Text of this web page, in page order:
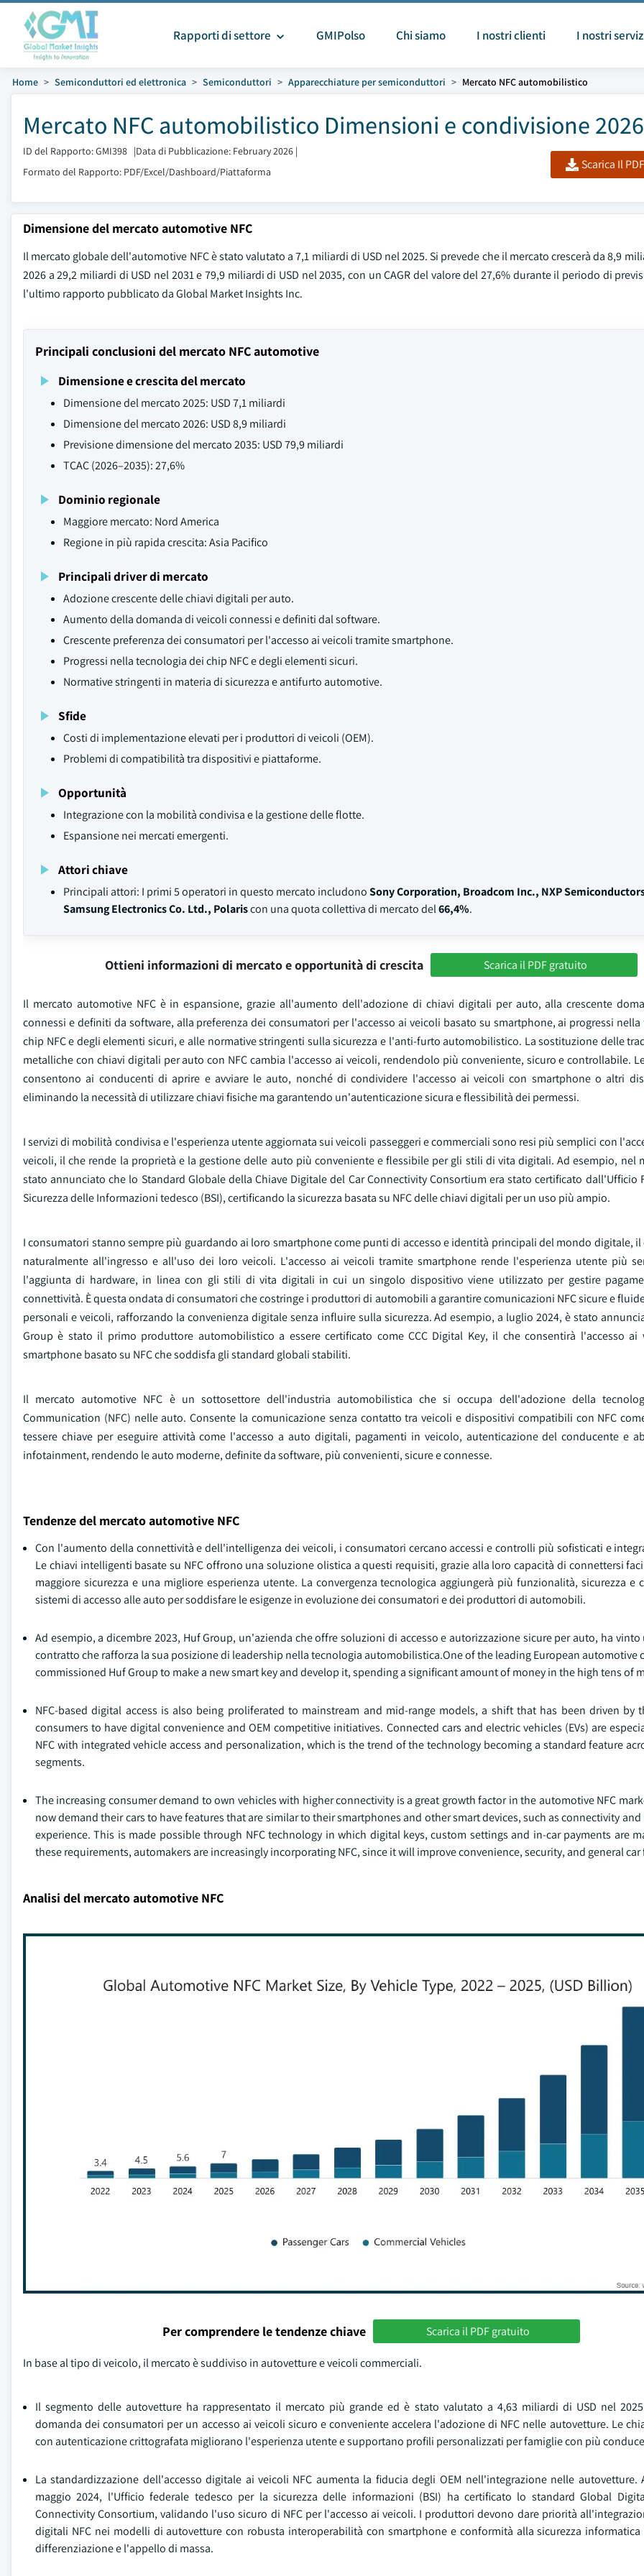
Rapporti di settore GMIPolso Chi siamo I nostri clienti I nostri
Home Semiconduttori ed elettronica Semiconduttori Apparecchiature per semiconduttori Mercato NFC automobilistico
Mercato NFC automobilistico Dimensioni e condivisione
ID del Rapporto: GMI398 |Data di Pubblicazione: February 2026 |
Formato del Rapporto: PDF/Excel/Dashboard/Piattaforma
Scarica Il
Dimensione del mercato automotive NFC
Il mercato globale dell'automotive NFC è stato valutato a 7,1 miliardi di USD nel 2025. Si prevede che il mercato crescerà da 8,9
2026 a 29,2 miliardi di USD nel 2031 e 79,9 miliardi di USD nel 2035, con un CAGR del valore del 27,6% durante il periodo di
l'ultimo rapporto pubblicato da Global Market Insights Inc.
Principali conclusioni del mercato NFC automotive
Dimensione e crescita del mercato
Dimensione del mercato 2025: USD 7,1 miliardi
Dimensione del mercato 2026: USD 8,9 miliardi
Previsione dimensione del mercato 2035: USD 79,9 miliardi
TCAC (2026–2035): 27,6%
Dominio regionale
Maggiore mercato: Nord America
Regione in più rapida crescita: Asia Pacifico
Principali driver di mercato
Adozione crescente delle chiavi digitali per auto.
Aumento della domanda di veicoli connessi e definiti dal software.
Crescente preferenza dei consumatori per l'accesso ai veicoli tramite smartphone.
Progressi nella tecnologia dei chip NFC e degli elementi sicuri.
Normative stringenti in materia di sicurezza e antifurto automotive.
Sfide
Costi di implementazione elevati per i produttori di veicoli (OEM).
Problemi di compatibilità tra dispositivi e piattaforme.
Opportunità
Integrazione con la mobilità condivisa e la gestione delle flotte.
Espansione nei mercati emergenti.
Attori chiave
Principali attori: I primi 5 operatori in questo mercato includonoSony Corporation, Broadcom Inc., NXP
Samsung Electronics Co. Ltd., Polariscon una quota collettiva di mercato del66,4%.
Ottieni informazioni di mercato e opportunità di crescita Scarica il PDF gratuito
Il mercato automotive NFC è in espansione, grazie all'aumento dell'adozione di chiavi digitali per auto, alla crescente
connessi e definiti da software, alla preferenza dei consumatori per l'accesso ai veicoli basato su smartphone, ai progressi
chip NFC e degli elementi sicuri, e alle normative stringenti sulla sicurezza e l'anti-furto automobilistico. La sostituzione delle
metalliche con chiavi digitali per auto con NFC cambia l'accesso ai veicoli, rendendolo più conveniente, sicuro e controllabile.
consentono ai conducenti di aprire e avviare le auto, nonché di condividere l'accesso ai veicoli con smartphone o altri
eliminando la necessità di utilizzare chiavi fisiche ma garantendo un'autenticazione sicura e flessibilità dei permessi.
I servizi di mobilità condivisa e l'esperienza utente aggiornata sui veicoli passeggeri e commerciali sono resi più semplici con
veicoli, il che rende la proprietà e la gestione delle auto più conveniente e flessibile per gli stili di vita digitali. Ad esempio, nel
stato annunciato che lo Standard Globale della Chiave Digitale del Car Connectivity Consortium era stato certificato dall'Ufficio
Sicurezza delle Informazioni tedesco (BSI), certificando la sicurezza basata su NFC delle chiavi digitali per un uso più ampio.
I consumatori stanno sempre più guardando ai loro smartphone come punti di accesso e identità principali del mondo digitale, il
naturalmente all'ingresso e all'uso dei loro veicoli. L'accesso ai veicoli tramite smartphone rende l'esperienza utente più
l'aggiunta di hardware, in linea con gli stili di vita digitali in cui un singolo dispositivo viene utilizzato per gestire
connettività. È questa ondata di consumatori che costringe i produttori di automobili a garantire comunicazioni NFC sicure e
personali e veicoli, rafforzando la convenienza digitale senza influire sulla sicurezza. Ad esempio, a luglio 2024, è stato
Group è stato il primo produttore automobilistico a essere certificato come CCC Digital Key, il che consentirà l'accesso ai
smartphone basato su NFC che soddisfa gli standard globali stabiliti.
Il mercato automotive NFC è un sottosettore dell'industria automobilistica che si occupa dell'adozione della
Communication (NFC) nelle auto. Consente la comunicazione senza contatto tra veicoli e dispositivi compatibili con NFC
tessere chiave per eseguire attività come l'accesso a auto digitali, pagamenti in veicolo, autenticazione del conducente e
infotainment, rendendo le auto moderne, definite da software, più convenienti, sicure e connesse.
Tendenze del mercato automotive NFC
Con l'aumento della connettività e dell'intelligenza dei veicoli, i consumatori cercano accessi e controlli più sofisticati e
Le chiavi intelligenti basate su NFC offrono una soluzione olistica a questi requisiti, grazie alla loro capacità di connettersi
maggiore sicurezza e una migliore esperienza utente. La convergenza tecnologica aggiungerà più funzionalità, sicurezza e
sistemi di accesso alle auto per soddisfare le esigenze in evoluzione dei consumatori e dei produttori di automobili.
Ad esempio, a dicembre 2023, Huf Group, un'azienda che offre soluzioni di accesso e autorizzazione sicure per auto, ha
contratto che rafforza la sua posizione di leadership nella tecnologia automobilistica.One of the leading European automotive
commissioned Huf Group to make a new smart key and develop it, spending a significant amount of money in the high tens of
NFC-based digital access is also being proliferated to mainstream and mid-range models, a shift that has been driven by
consumers to have digital convenience and OEM competitive initiatives. Connected cars and electric vehicles (EVs) are
NFC with integrated vehicle access and personalization, which is the trend of the technology becoming a standard feature
segments.
The increasing consumer demand to own vehicles with higher connectivity is a great growth factor in the automotive NFC
now demand their cars to have features that are similar to their smartphones and other smart devices, such as connectivity
experience. This is made possible through NFC technology in which digital keys, custom settings and in-car payments are
these requirements, automakers are increasingly incorporating NFC, since it will improve convenience, security, and general
Analisi del mercato automotive NFC
Per comprendere le tendenze chiave Scarica il PDF gratuito
In base al tipo di veicolo, il mercato è suddiviso in autovetture e veicoli commerciali.
Il segmento delle autovetture ha rappresentato il mercato più grande ed è stato valutato a 4,63 miliardi di USD nel
domanda dei consumatori per un accesso ai veicoli sicuro e conveniente accelera l'adozione di NFC nelle autovetture. Le
con autenticazione crittografata migliorano l'esperienza utente e supportano profili personalizzati per famiglie con più
La standardizzazione dell'accesso digitale ai veicoli NFC aumenta la fiducia degli OEM nell'integrazione nelle autovetture.
maggio 2024, l'Ufficio federale tedesco per la sicurezza delle informazioni (BSI) ha certificato lo standard Global
Connectivity Consortium, validando l'uso sicuro di NFC per l'accesso ai veicoli. I produttori devono dare priorità
digitali NFC nei modelli di autovetture con robusta interoperabilità con smartphone e conformità alla sicurezza informatica
differenziazione e l'appello di massa.